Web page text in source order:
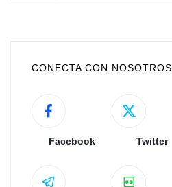
CONECTA CON NOSOTROS
Facebook Twitter